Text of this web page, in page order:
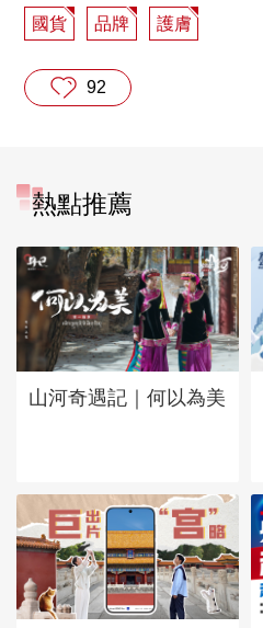
國貨 品牌 護膚
92
熱點推薦
山河奇遇記｜何以為美